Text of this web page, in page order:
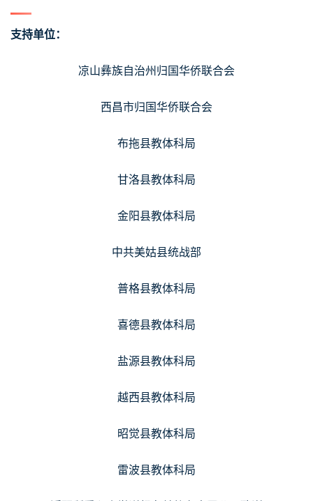
支持单位：
凉山彝族自治州归国华侨联合会
西昌市归国华侨联合会
布拖县教体科局
甘洛县教体科局
金阳县教体科局
中共美姑县统战部
普格县教体科局
喜德县教体科局
盐源县教体科局
越西县教体科局
昭觉县教体科局
雷波县教体科局